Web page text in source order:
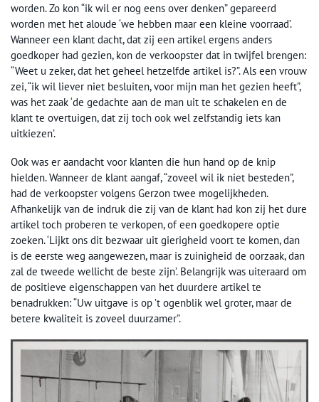
worden. Zo kon “ik wil er nog eens over denken” gepareerd
worden met het aloude ‘we hebben maar een kleine voorraad’.
Wanneer een klant dacht, dat zij een artikel ergens anders
goedkoper had gezien, kon de verkoopster dat in twijfel brengen:
“Weet u zeker, dat het geheel hetzelfde artikel is?”. Als een vrouw
zei, “ik wil liever niet besluiten, voor mijn man het gezien heeft”,
was het zaak ‘de gedachte aan de man uit te schakelen en de
klant te overtuigen, dat zij toch ook wel zelfstandig iets kan
uitkiezen’.
Ook was er aandacht voor klanten die hun hand op de knip
hielden. Wanneer de klant aangaf, “zoveel wil ik niet besteden”,
had de verkoopster volgens Gerzon twee mogelijkheden.
Afhankelijk van de indruk die zij van de klant had kon zij het dure
artikel toch proberen te verkopen, of een goedkopere optie
zoeken. ‘Lijkt ons dit bezwaar uit gierigheid voort te komen, dan
is de eerste weg aangewezen, maar is zuinigheid de oorzaak, dan
zal de tweede wellicht de beste zijn’. Belangrijk was uiteraard om
de positieve eigenschappen van het duurdere artikel te
benadrukken: “Uw uitgave is op ’t ogenblik wel groter, maar de
betere kwaliteit is zoveel duurzamer”.